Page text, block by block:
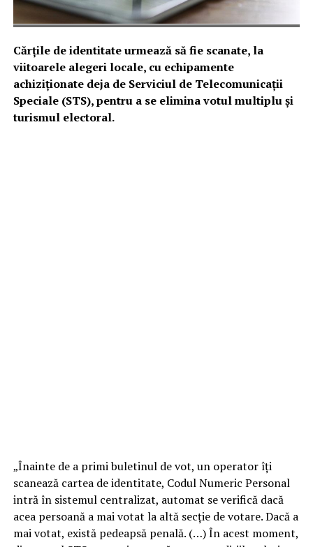
Cărţile de identitate urmează să fie scanate, la
viitoarele alegeri locale, cu echipamente
achiziţionate deja de Serviciul de Telecomunicaţii
Speciale (STS), pentru a se elimina votul multiplu şi
turismul electoral.
„Înainte de a primi buletinul de vot, un operator îţi
scanează cartea de identitate, Codul Numeric Personal
intră în sistemul centralizat, automat se verifică dacă
acea persoană a mai votat la altă secţie de votare. Dacă a
mai votat, există pedeapsă penală. (…) În acest moment,